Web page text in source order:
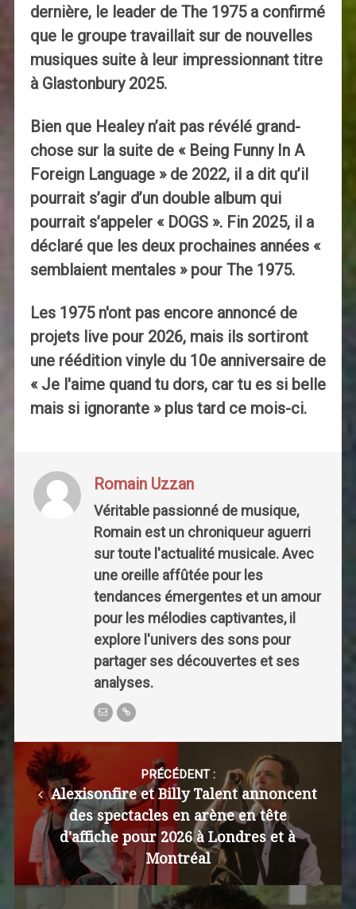
dernière, le leader de The 1975 a confirmé
que le groupe travaillait sur de nouvelles
musiques suite à leur impressionnant titre
à Glastonbury 2025.
Bien que Healey n’ait pas révélé grand-
chose sur la suite de « Being Funny In A
Foreign Language » de 2022, il a dit qu’il
pourrait s’agir d’un double album qui
pourrait s’appeler « DOGS ». Fin 2025, il a
déclaré que les deux prochaines années «
semblaient mentales » pour The 1975.
Les 1975 n'ont pas encore annoncé de
projets live pour 2026, mais ils sortiront
une réédition vinyle du 10e anniversaire de
« Je l'aime quand tu dors, car tu es si belle
mais si ignorante » plus tard ce mois-ci.
Romain Uzzan
Véritable passionné de musique,
Romain est un chroniqueur aguerri
sur toute l'actualité musicale. Avec
une oreille affûtée pour les
tendances émergentes et un amour
pour les mélodies captivantes, il
explore l'univers des sons pour
partager ses découvertes et ses
analyses.
Post
navigation
PRÉCÉDENT :
Alexisonfire et Billy Talent annoncent
des spectacles en arène en tête
d'affiche pour 2026 à Londres et à
Montréal